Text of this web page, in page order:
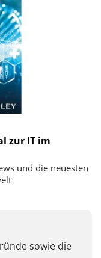
zur IT im
und die neuesten
sowie die